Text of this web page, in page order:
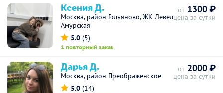
Ксения Д.
Москва, район Гольяново, ЖК Левел
Амурская
5.0 (5)
1 повторный заказ
от 1300 ₽
цена за сутки
Дарья Д.
Москва, район Преображенское
5.0 (14)
от 2000 ₽
цена за сутки